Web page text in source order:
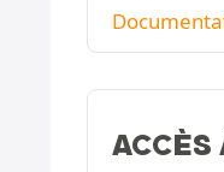
ACCÈS